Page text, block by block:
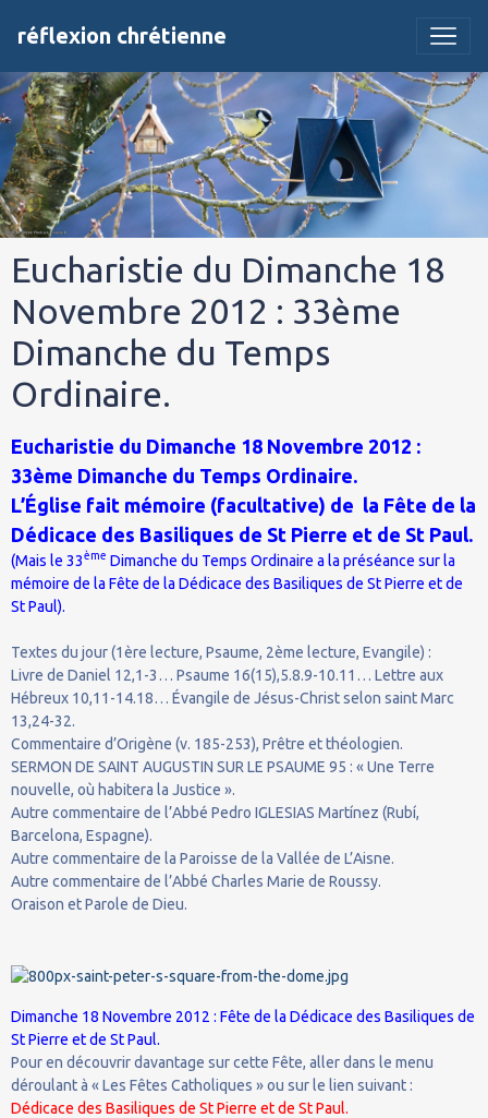
réflexion chrétienne
Eucharistie du Dimanche 18
Novembre 2012 : 33ème
Dimanche du Temps
Ordinaire.
Eucharistie du Dimanche 18 Novembre 2012 :
33ème Dimanche du Temps Ordinaire.
L’Église fait mémoire (facultative) de la Fête de la
Dédicace des Basiliques de St Pierre et de St Paul.
(Mais le 33ème Dimanche du Temps Ordinaire a la préséance sur la
mémoire de la Fête de la Dédicace des Basiliques de St Pierre et de
St Paul).
Textes du jour (1ère lecture, Psaume, 2ème lecture, Evangile) :
Livre de Daniel 12,1-3… Psaume 16(15),5.8.9-10.11… Lettre aux
Hébreux 10,11-14.18… Évangile de Jésus-Christ selon saint Marc
13,24-32.
Commentaire d’Origène (v. 185-253), Prêtre et théologien.
SERMON DE SAINT AUGUSTIN SUR LE PSAUME 95 : « Une Terre
nouvelle, où habitera la Justice ».
Autre commentaire de l’Abbé Pedro IGLESIAS Martínez (Rubí,
Barcelona, Espagne).
Autre commentaire de la Paroisse de la Vallée de L’Aisne.
Autre commentaire de l’Abbé Charles Marie de Roussy.
Oraison et Parole de Dieu.
Dimanche 18 Novembre 2012 : Fête de la Dédicace des Basiliques de
St Pierre et de St Paul.
Pour en découvrir davantage sur cette Fête, aller dans le menu
déroulant à « Les Fêtes Catholiques » ou sur le lien suivant :
Dédicace des Basiliques de St Pierre et de St Paul.